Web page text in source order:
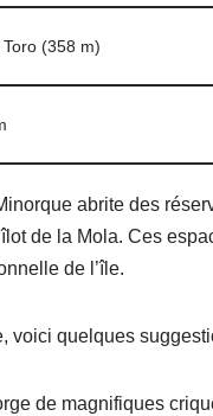
(358 m)
abrite des
de la Mola. Ces
de l’île.
voici quelques
de magnifiques